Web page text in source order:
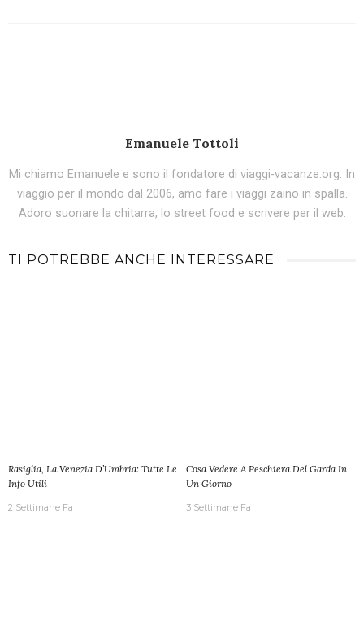
Emanuele Tottoli
Mi chiamo Emanuele e sono il fondatore di viaggi-vacanze.org. In
viaggio per il mondo dal 2006, amo fare i viaggi zaino in spalla.
Adoro suonare la chitarra, lo street food e scrivere per il web.
TI POTREBBE ANCHE INTERESSARE
Rasiglia, La Venezia D’Umbria: Tutte Le
Info Utili
2 Settimane Fa
Cosa Vedere A Peschiera Del Garda In
Un Giorno
3 Settimane Fa